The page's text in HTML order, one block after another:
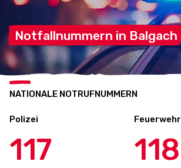
Notfallnummern in Balgach
NATIONALE NOTRUFNUMMERN
Polizei
117
Feuerwehr
118